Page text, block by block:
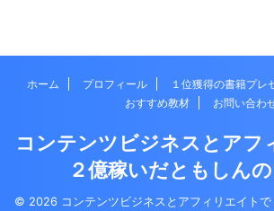
ホーム プロフィール １位獲得の書籍プレ
おすすめ教材
お問い合わ
コンテンツビジネスとアフ
２億稼いだともしん
© 2026 コンテンツビジネスとアフィリエイトで